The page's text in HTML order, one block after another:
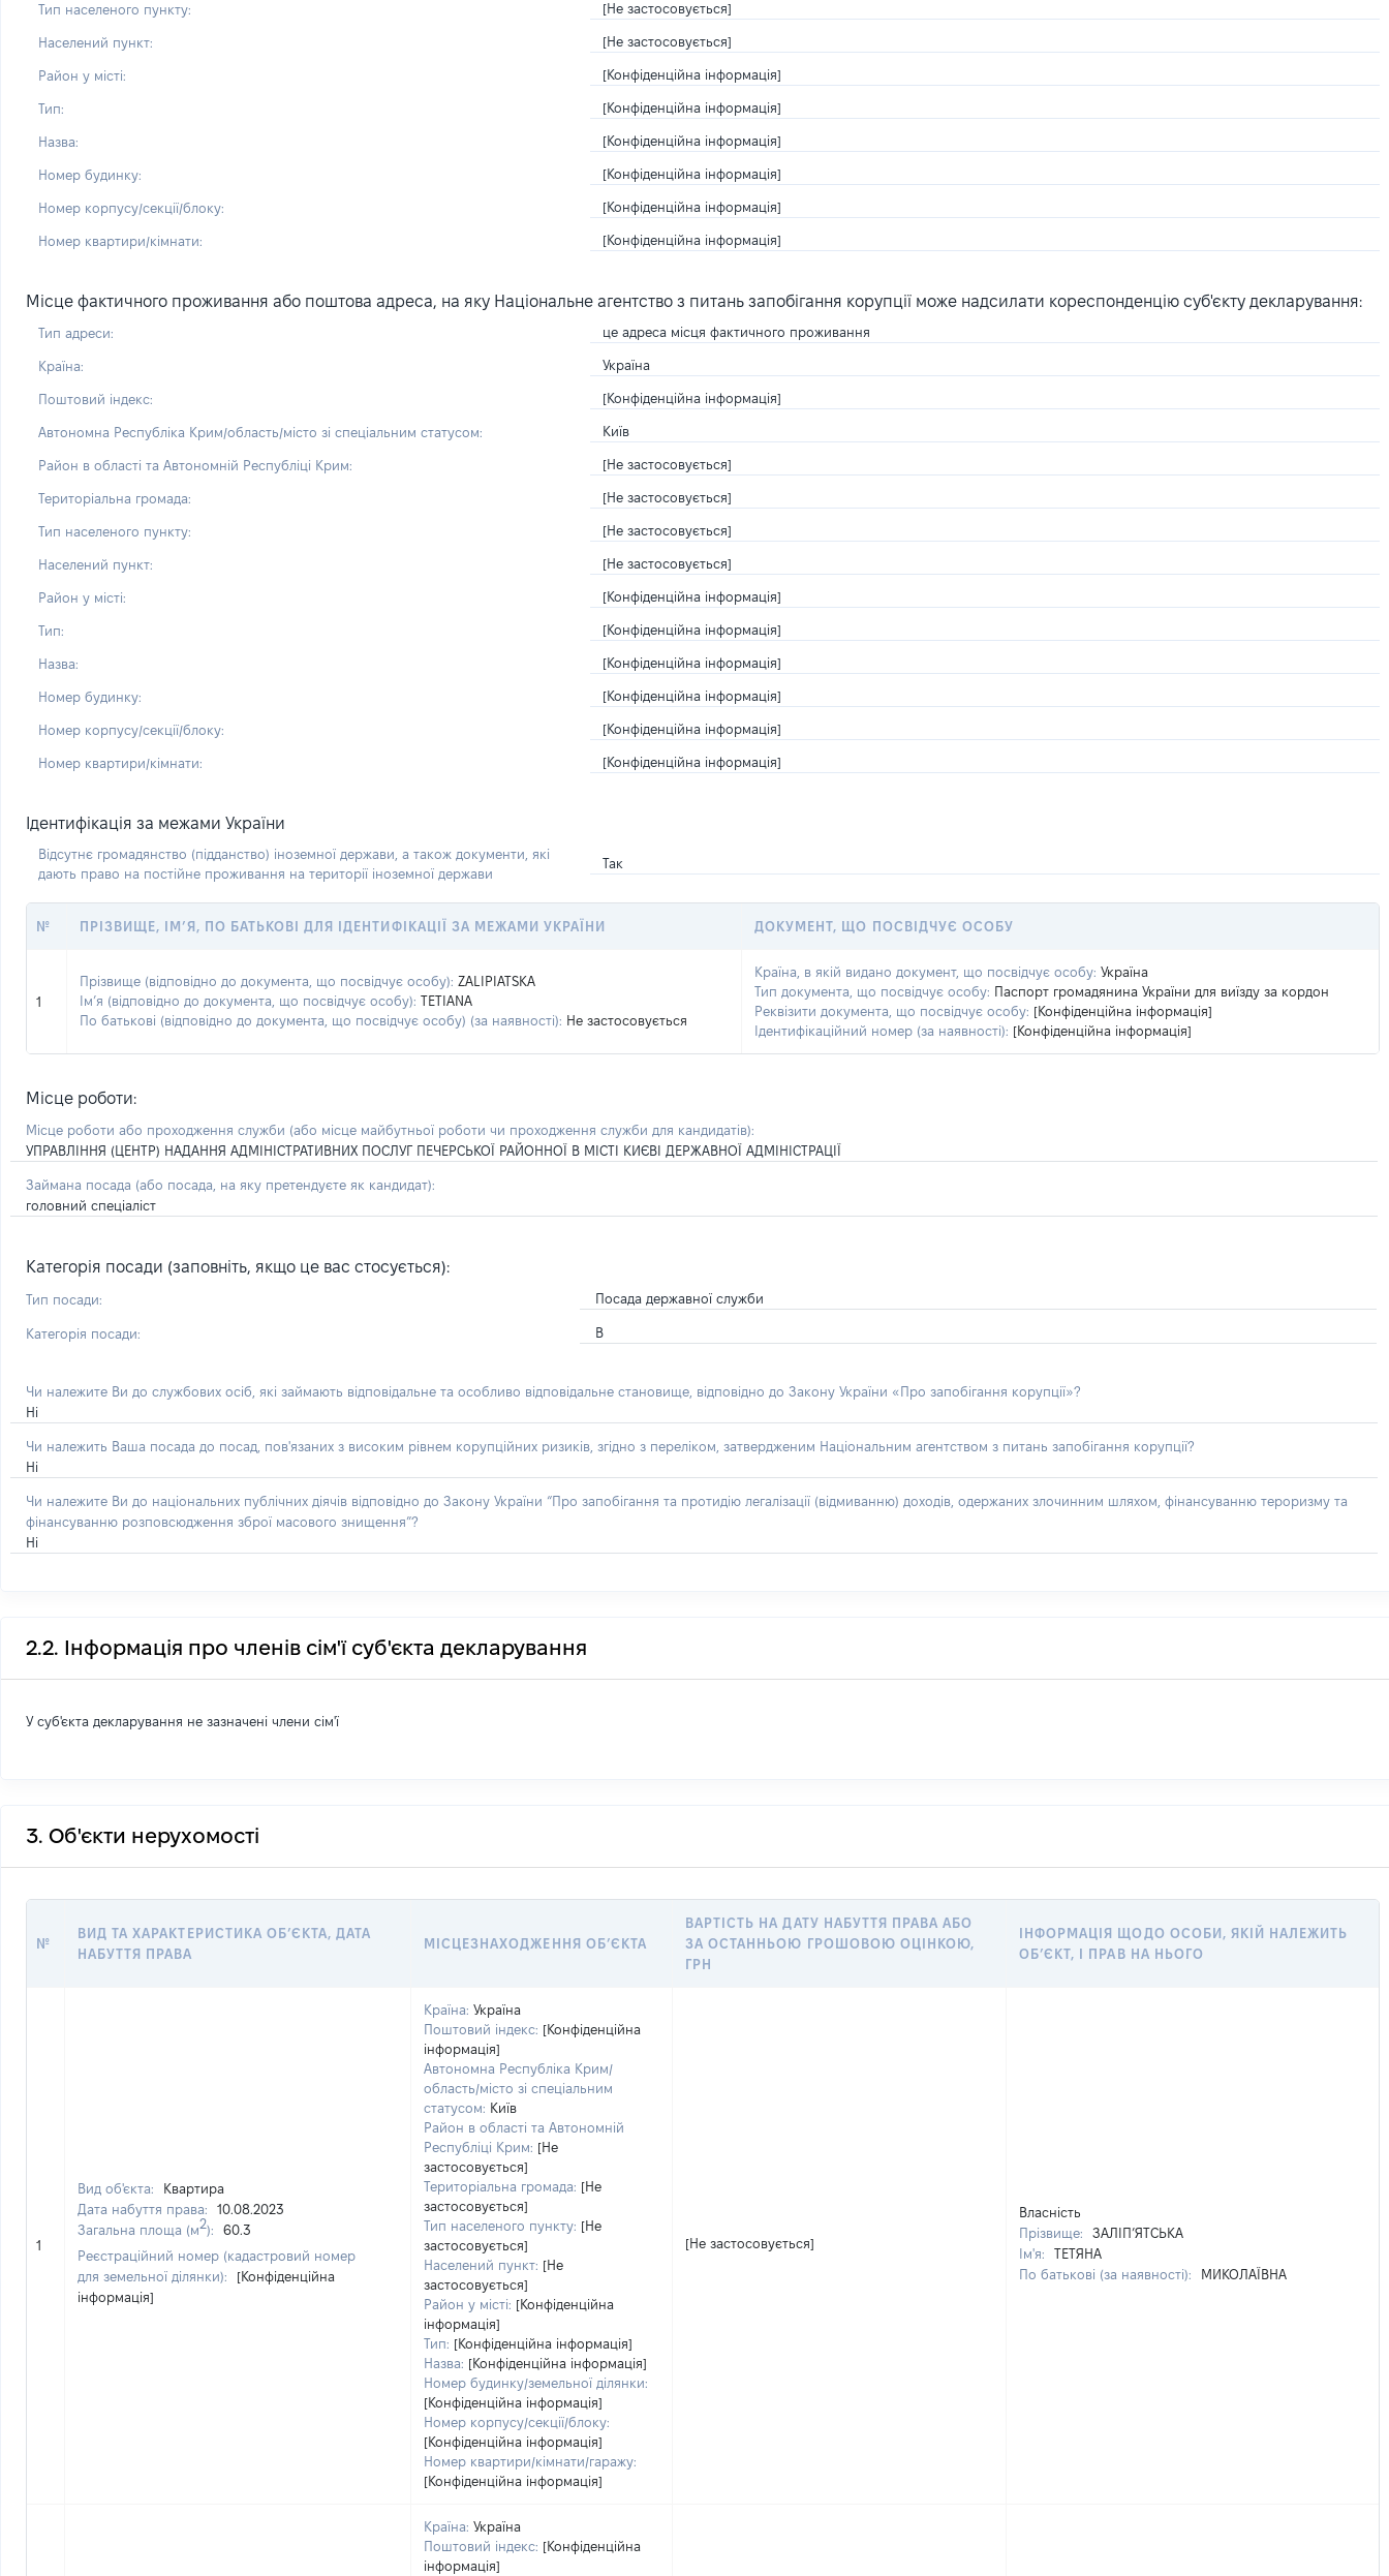
Тип населеного пункту: [Не застосовується]
Населений пункт: [Не застосовується]
Район у місті: [Конфіденційна інформація]
Тип: [Конфіденційна інформація]
Назва: [Конфіденційна інформація]
Номер будинку: [Конфіденційна інформація]
Номер корпусу/секції/блоку: [Конфіденційна інформація]
Номер квартири/кімнати: [Конфіденційна інформація]
Місце фактичного проживання або поштова адреса, на яку Національне агентство з питань запобігання корупції може надсилати кореспонденцію суб'єкту декларування:
Тип адреси: це адреса місця фактичного проживання
Країна: Україна
Поштовий індекс: [Конфіденційна інформація]
Автономна Республіка Крим/область/місто зі спеціальним статусом: Київ
Район в області та Автономній Республіці Крим: [Не застосовується]
Територіальна громада: [Не застосовується]
Тип населеного пункту: [Не застосовується]
Населений пункт: [Не застосовується]
Район у місті: [Конфіденційна інформація]
Тип: [Конфіденційна інформація]
Назва: [Конфіденційна інформація]
Номер будинку: [Конфіденційна інформація]
Номер корпусу/секції/блоку: [Конфіденційна інформація]
Номер квартири/кімнати: [Конфіденційна інформація]
Ідентифікація за межами України
Відсутнє громадянство (підданство) іноземної держави, а також документи, які
дають право на постійне проживання на території іноземної держави
Так
№ ПРІЗВИЩЕ, ІМ’Я, ПО БАТЬКОВІ ДЛЯ ІДЕНТИФІКАЦІЇ ЗА МЕЖАМИ УКРАЇНИ ДОКУМЕНТ, ЩО ПОСВІДЧУЄ ОСОБУ
1
Прізвище (відповідно до документа, що посвідчує особу): ZALIPIATSKA
Ім’я (відповідно до документа, що посвідчує особу): TETIANA
По батькові (відповідно до документа, що посвідчує особу) (за наявності): Не застосовується
Країна, в якій видано документ, що посвідчує особу: Україна
Тип документа, що посвідчує особу: Паспорт громадянина України для виїзду за кордон
Реквізити документа, що посвідчує особу: [Конфіденційна інформація]
Ідентифікаційний номер (за наявності): [Конфіденційна інформація]
Місце роботи:
Місце роботи або проходження служби (або місце майбутньої роботи чи проходження служби для кандидатів):
УПРАВЛІННЯ (ЦЕНТР) НАДАННЯ АДМІНІСТРАТИВНИХ ПОСЛУГ ПЕЧЕРСЬКОЇ РАЙОННОЇ В МІСТІ КИЄВІ ДЕРЖАВНОЇ АДМІНІСТРАЦІЇ
Займана посада (або посада, на яку претендуєте як кандидат):
головний спеціаліст
Категорія посади (заповніть, якщо це вас стосується):
Тип посади: Посада державної служби
Категорія посади: В
Чи належите Ви до службових осіб, які займають відповідальне та особливо відповідальне становище, відповідно до Закону України «Про запобігання корупції»?
Ні
Чи належить Ваша посада до посад, пов'язаних з високим рівнем корупційних ризиків, згідно з переліком, затвердженим Національним агентством з питань запобігання корупції?
Ні
Чи належите Ви до національних публічних діячів відповідно до Закону України “Про запобігання та протидію легалізації (відмиванню) доходів, одержаних злочинним шляхом, фінансуванню тероризму та
фінансуванню розповсюдження зброї масового знищення”?
Ні
2.2. Інформація про членів сім'ї суб'єкта декларування
У суб'єкта декларування не зазначені члени сім'ї
3. Об'єкти нерухомості
№
ВИД ТА ХАРАКТЕРИСТИКА ОБʼЄКТА, ДАТА
НАБУТТЯ ПРАВА
МІСЦЕЗНАХОДЖЕННЯ ОБʼЄКТА
ВАРТІСТЬ НА ДАТУ НАБУТТЯ ПРАВА АБО
ЗА ОСТАННЬОЮ ГРОШОВОЮ ОЦІНКОЮ,
ГРН
ІНФОРМАЦІЯ ЩОДО ОСОБИ, ЯКІЙ НАЛЕЖИТЬ
ОБ’ЄКТ, І ПРАВ НА НЬОГО
1
Вид об'єкта:
Квартира
Дата набуття права:
10.08.2023
Загальна площа (м2):
60.3
Реєстраційний номер (кадастровий номер
для земельної ділянки):
[Конфіденційна
інформація]
Країна: Україна
Поштовий індекс: [Конфіденційна
інформація]
Автономна Республіка Крим/
область/місто зі спеціальним
статусом: Київ
Район в області та Автономній
Республіці Крим: [Не
застосовується]
Територіальна громада: [Не
застосовується]
Тип населеного пункту: [Не
застосовується]
Населений пункт: [Не
застосовується]
Район у місті: [Конфіденційна
інформація]
Тип: [Конфіденційна інформація]
Назва: [Конфіденційна інформація]
Номер будинку/земельної ділянки:
[Конфіденційна інформація]
Номер корпусу/секції/блоку:
[Конфіденційна інформація]
Номер квартири/кімнати/гаражу:
[Конфіденційна інформація]
[Не застосовується]
Власність
Прізвище:
ЗАЛІП’ЯТСЬКА
Ім'я:
ТЕТЯНА
По батькові (за наявності):
МИКОЛАЇВНА
Країна: Україна
Поштовий індекс: [Конфіденційна
інформація]